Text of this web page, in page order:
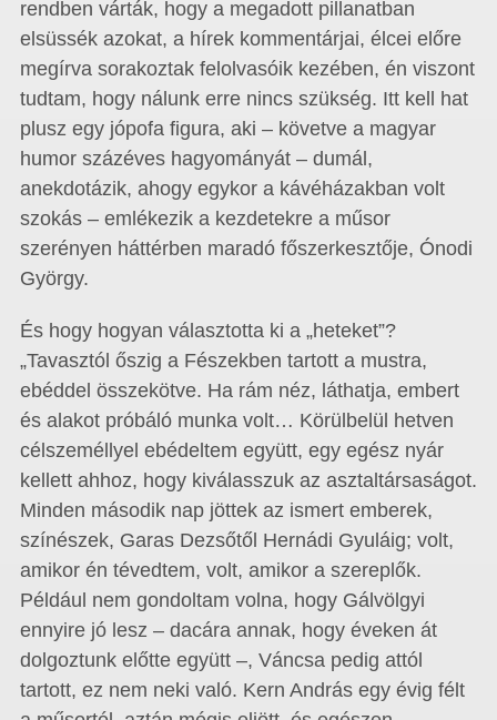
rendben várták, hogy a megadott pillanatban
elsüssék azokat, a hírek kommentárjai, élcei előre
megírva sorakoztak felolvasóik kezében, én viszont
tudtam, hogy nálunk erre nincs szükség. Itt kell hat
plusz egy jópofa figura, aki – követve a magyar
humor százéves hagyományát – dumál,
anekdotázik, ahogy egykor a kávéházakban volt
szokás – emlékezik a kezdetekre a műsor
szerényen háttérben maradó főszerkesztője, Ónodi
György.
És hogy hogyan választotta ki a „heteket”?
„Tavasztól őszig a Fészekben tartott a mustra,
ebéddel összekötve. Ha rám néz, láthatja, embert
és alakot próbáló munka volt… Körülbelül hetven
célszeméllyel ebédeltem együtt, egy egész nyár
kellett ahhoz, hogy kiválasszuk az asztaltársaságot.
Minden második nap jöttek az ismert emberek,
színészek, Garas Dezsőtől Hernádi Gyuláig; volt,
amikor én tévedtem, volt, amikor a szereplők.
Például nem gondoltam volna, hogy Gálvölgyi
ennyire jó lesz – dacára annak, hogy éveken át
dolgoztunk előtte együtt –, Váncsa pedig attól
tartott, ez nem neki való. Kern András egy évig félt